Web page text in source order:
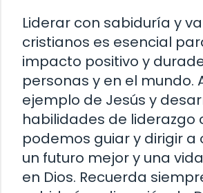
Liderar con sabiduría y
cristianos es esencial
impacto positivo y
personas y en el mundo.
ejemplo de Jesús y
habilidades de liderazgo
podemos guiar y dirigir a
un futuro mejor y una
en Dios. Recuerda